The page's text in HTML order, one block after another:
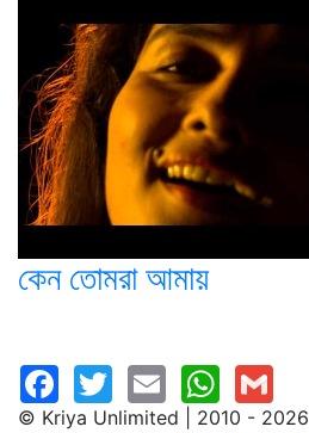
কেন তোমরা আমায়
© Kriya Unlimited | 2010 - 2026